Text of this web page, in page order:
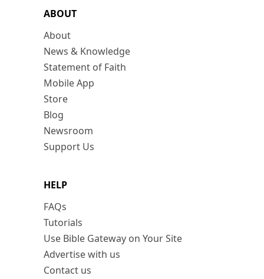
ABOUT
About
News & Knowledge
Statement of Faith
Mobile App
Store
Blog
Newsroom
Support Us
HELP
FAQs
Tutorials
Use Bible Gateway on Your Site
Advertise with us
Contact us